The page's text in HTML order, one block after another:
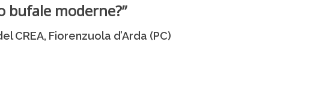
bufale moderne?”
Fiorenzuola d’Arda (PC)